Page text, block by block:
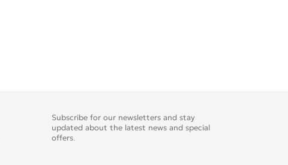
Subscribe for our newsletters and stay
updated about the latest news and special
offers.